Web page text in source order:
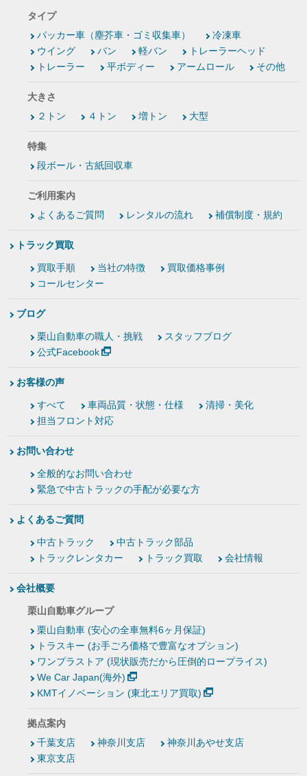
タイプ
パッカー車（塵芥車・ゴミ収集車）
冷凍車
ウイング
バン 軽バン
トレーラーヘッド
トレーラー
平ボディー アームロール その他
大きさ
２トン
４トン 増トン 大型
特集
段ボール・古紙回収車
ご利用案内
よくあるご質問
レンタルの流れ 補償制度・規約
トラック買取
買取手順 当社の特徴
買取価格事例
コールセンター
ブログ
栗山自動車の職人・挑戦
スタッフブログ
公式Facebook
お客様の声
すべて 車両品質・状態・仕様
清掃・美化
担当フロント対応
お問い合わせ
全般的なお問い合わせ
緊急で中古トラックの手配が必要な方
よくあるご質問
中古トラック
中古トラック部品
トラックレンタカー
トラック買取 会社情報
会社概要
栗山自動車グループ
栗山自動車 (安心の全車無料6ヶ月保証)
トラスキー (お手ごろ価格で豊富なオプション)
ワンプラストア (現状販売だから圧倒的ロープライス)
We Car Japan(海外)
KMTイノベーション (東北エリア買取)
拠点案内
千葉支店
神奈川支店
神奈川あやせ支店
東京支店